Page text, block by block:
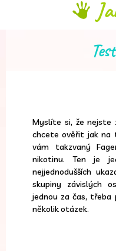
Myslíte si, že nejste
chcete ověřit jak na
vám takzvaný
nikotinu. Ten je
nejjednodušších
skupiny závislých
jednou za čas, třeba
několik otázek.